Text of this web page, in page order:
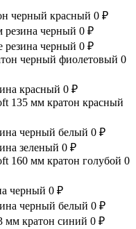
черный красный 0 ₽
резина черный 0 ₽
резина черный 0 ₽
черный фиолетовый 0
красный 0 ₽
135 мм кратон красный
черный белый 0 ₽
зеленый 0 ₽
160 мм кратон голубой 0
черный 0 ₽
черный белый 0 ₽
мм кратон синий 0 ₽